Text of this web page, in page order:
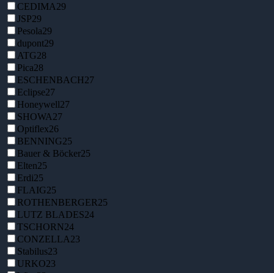
CEDIMA29
JSP29
Pesola29
dupont29
ATG28
Pica28
ESCHENBACH27
Eclipse27
Honeywell27
SHOWA27
Optiflex26
BENNING25
Bauer & Böcker25
Elten25
Erdi25
FLAIG25
ROTHENBERGER25
LUTZ BLADES24
TSCHORN24
CONZELLA23
Stabilus23
URKO23